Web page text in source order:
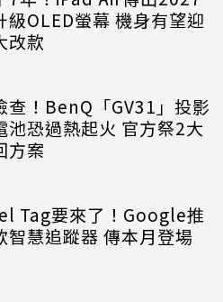
級OLED螢幕 機身有望迎
改款
查！BenQ「GV31」投影
池恐過熱起火 官方祭2大
方案
Tag要來了！Google推
智慧追蹤器 傳本月登場